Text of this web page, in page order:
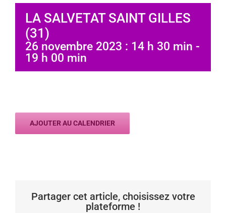
LA SALVETAT SAINT GILLES
(31)
26 novembre 2023 : 14 h 30 min -
19 h 00 min
AJOUTER AU CALENDRIER
Partager cet article, choisissez votre
plateforme !